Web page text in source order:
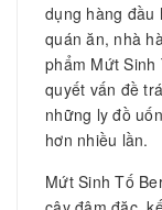
dụng hàng đầu
quán ăn, nhà
phẩm Mứt
quyết vấn đề
những ly đồ
hơn nhiều lần.
Mứt Sinh Tố